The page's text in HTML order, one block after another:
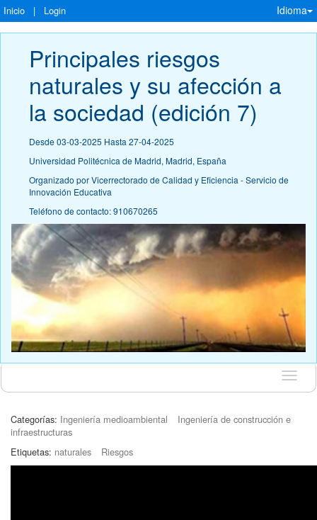
Inicio | Login Idioma
Principales riesgos
naturales y su afección a
la sociedad (edición 7)
Desde 03-03-2025 Hasta 27-04-2025
Universidad Politécnica de Madrid, Madrid, España
Organizado por Vicerrectorado de Calidad y Eficiencia - Servicio de
Innovación Educativa
Teléfono de contacto: 910670265
Idioma
Categorías: Ingeniería medioambiental
Ingeniería de construcción e
infraestructuras
Etiquetas: naturales Riesgos